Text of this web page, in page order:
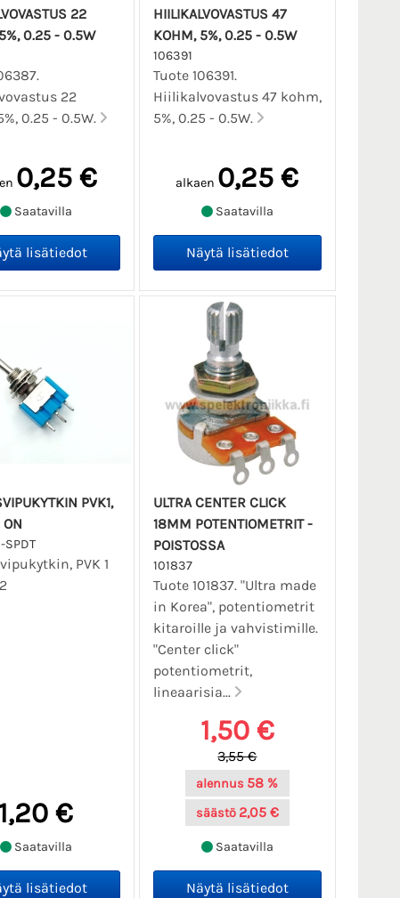
22
0.25 - 0.5W
22
0.25 - 0.5W.
0,25 €
Saatavilla
HIILIKALVOVASTUS 47
KOHM, 5%, 0.25 - 0.5W
106391
Tuote 106391.
Hiilikalvovastus 47 kohm,
5%, 0.25 - 0.5W.
alkaen 0,25 €
Saatavilla
PVK1,
ON
SPDT
PVK 1
1,20 €
Saatavilla
ULTRA CENTER CLICK
18MM POTENTIOMETRIT -
POISTOSSA
101837
Tuote 101837. "Ultra made
in Korea", potentiometrit
kitaroille ja vahvistimille.
"Center click"
potentiometrit,
lineaarisia...
1,50 €
3,55 €
alennus 58 %
säästö 2,05 €
Saatavilla